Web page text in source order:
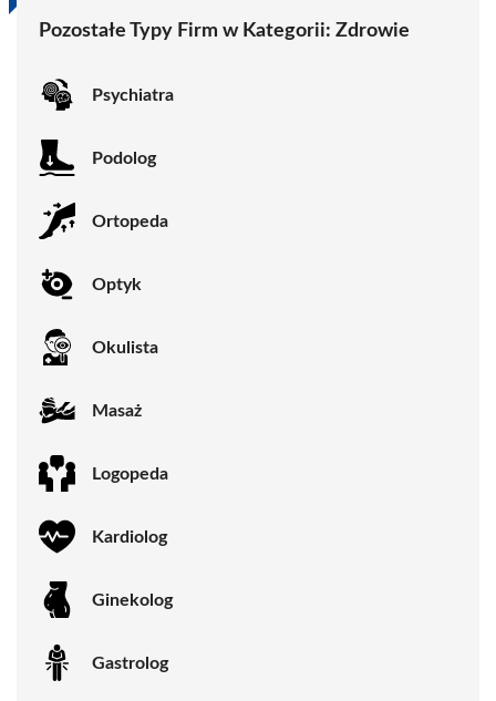
Pozostałe Typy Firm w Kategorii: Zdrowie
Psychiatra
Podolog
Ortopeda
Optyk
Okulista
Masaż
Logopeda
Kardiolog
Ginekolog
Gastrolog